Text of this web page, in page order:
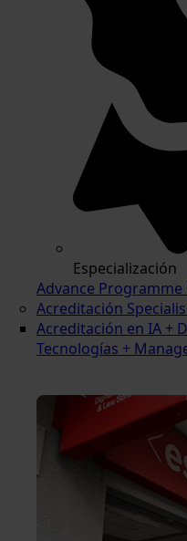
Especialización
Advance
Acreditación
Acreditación en IA +
Tecnologías +